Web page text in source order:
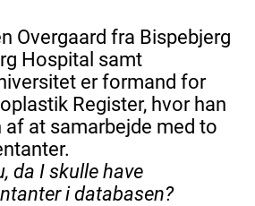
Overgaard fra Bispebjerg
Hospital samt
er formand for
Register, hvor han
af at samarbejde med to
da I skulle have
i databasen?